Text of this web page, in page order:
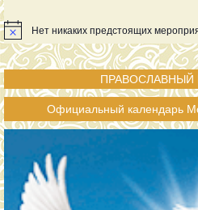
Нет никаких предстоящих
ПРАВОСЛАВНЫЙ
Официальный календарь